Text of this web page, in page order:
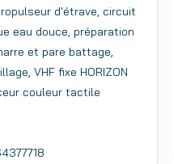
d'étrave, circuit
eau douce, préparation
et pare battage,
VHF fixe HORIZON
couleur tactile